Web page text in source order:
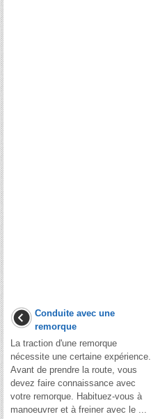
Conduite avec une
remorque
La traction d'une remorque
nécessite une certaine expérience.
Avant de prendre la route, vous
devez faire connaissance avec
votre remorque. Habituez-vous à
manoeuvrer et à freiner avec le ...